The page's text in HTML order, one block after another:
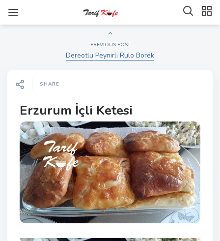
PREVIOUS POST
Dereotlu Peynirli Rulo Börek
SHARE
Erzurum İçli Ketesi